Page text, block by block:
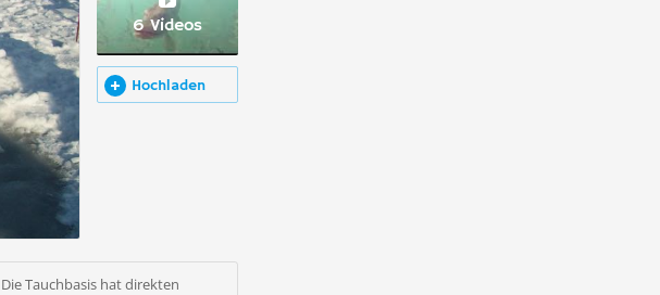
6 Videos
Hochladen
Die Tauchbasis hat direkten